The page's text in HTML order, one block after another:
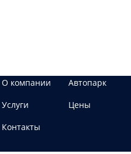
О компании
Автопарк
Услуги
Цены
Контакты